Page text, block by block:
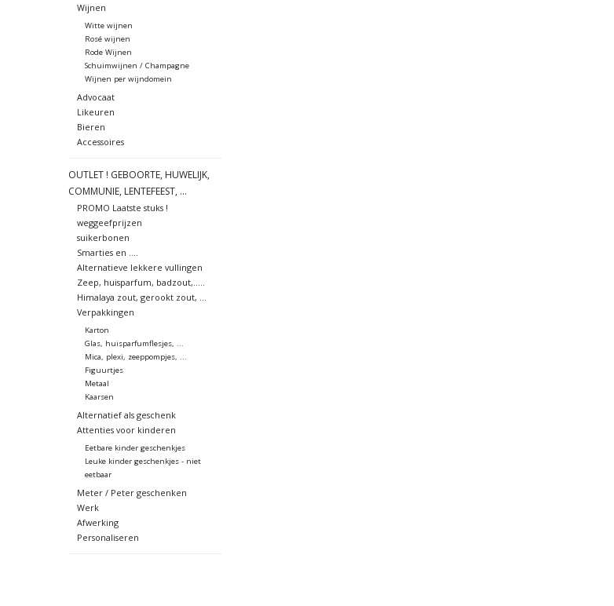
Wijnen
Witte wijnen
Rosé wijnen
Rode Wijnen
Schuimwijnen / Champagne
Wijnen per wijndomein
Advocaat
Likeuren
Bieren
Accessoires
OUTLET ! GEBOORTE, HUWELIJK,
COMMUNIE, LENTEFEEST, ...
PROMO Laatste stuks !
weggeefprijzen
suikerbonen
Smarties en ....
Alternatieve lekkere vullingen
Zeep, huisparfum, badzout,.....
Himalaya zout, gerookt zout, ...
Verpakkingen
Karton
Glas, huisparfumflesjes, ...
Mica, plexi, zeeppompjes, ...
Figuurtjes
Metaal
Kaarsen
Alternatief als geschenk
Attenties voor kinderen
Eetbare kinder geschenkjes
Leuke kinder geschenkjes - niet
eetbaar
Meter / Peter geschenken
Werk
Afwerking
Personaliseren